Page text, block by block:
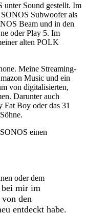
unter Sound gestellt. Im
Subwoofer als
Beam und in den
oder Play 5. Im
alten POLK
Meine Streaming-
Music und ein
von digitalisierten,
Darunter auch
Fat Boy oder das 31
einen
oder dem
bei mir im
den
entdeckt habe.